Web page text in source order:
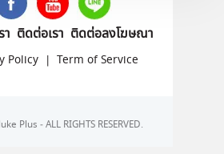
า ติดต่อเรา ติดต่อลงโฆษณา
Policy | Term of Service
Plus - ALL RIGHTS RESERVED.